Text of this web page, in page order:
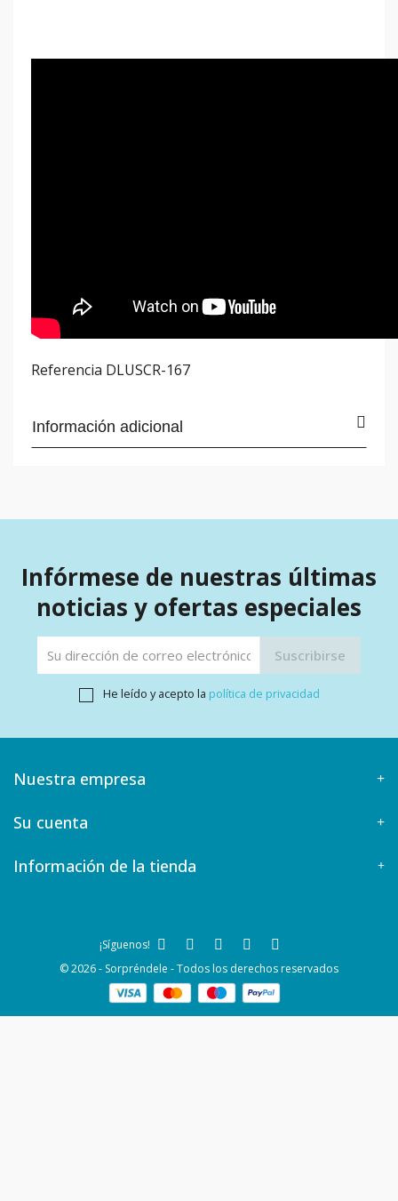
Referencia DLUSCR-167
Información adicional
Infórmese de nuestras últimas
noticias y ofertas especiales
He leído y acepto la política de privacidad
Nuestra empresa
Su cuenta
Información de la tienda
© 2026 - Sorpréndele - Todos los derechos reservados
¡Síguenos!